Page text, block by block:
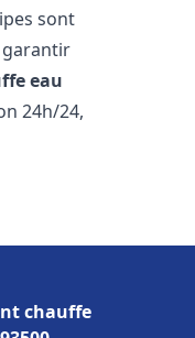
sont
garantir
eau
24h/24,
chauffe